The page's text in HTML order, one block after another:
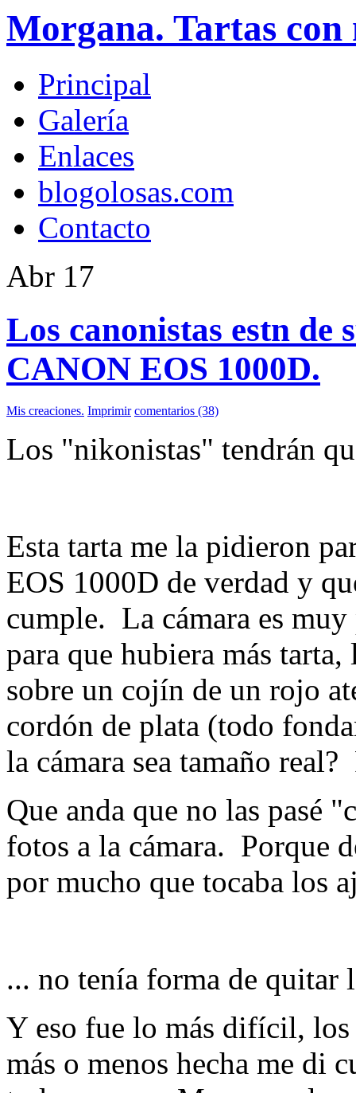
Morgana. Tartas con
Principal
Galería
Enlaces
blogolosas.com
Contacto
Abr 17
Los canonistas estn de
CANON EOS 1000D.
Mis creaciones. Imprimir comentarios (38)
Los "nikonistas" tendrán
Esta tarta me la pidieron
EOS 1000D de verdad y
cumple. La cámara es
para que hubiera más
sobre un cojín de un rojo
cordón de plata (todo
la cámara sea tamaño
Que anda que no las pasé
fotos a la cámara. Porque
por mucho que tocaba los
... no tenía forma de
Y eso fue lo más difícil,
más o menos hecha me di